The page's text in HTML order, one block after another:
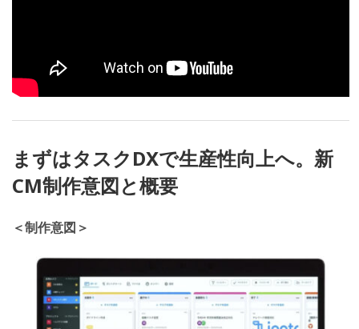
まずはタスクDXで生産性向上へ。新
CM制作意図と概要
＜制作意図＞